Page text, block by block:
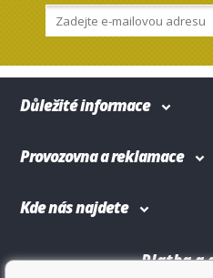
Důležité informace
Provozovna a reklamace
Kde nás najdete
Platba a